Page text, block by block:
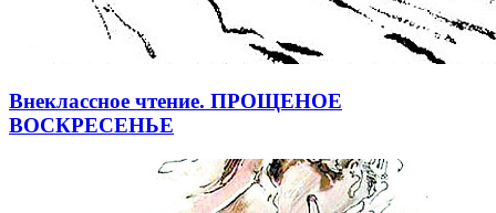
Внеклассное чтение. ПРОЩЕНОЕ
ВОСКРЕСЕНЬЕ